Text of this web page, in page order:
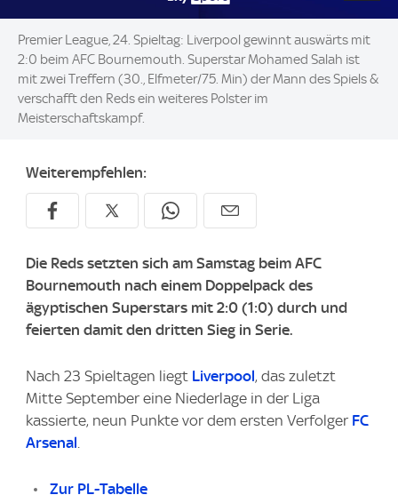
Premier League, 24. Spieltag: Liverpool gewinnt auswärts mit
2:0 beim AFC Bournemouth. Superstar Mohamed Salah ist
mit zwei Treffern (30., Elfmeter/75. Min) der Mann des Spiels &
verschafft den Reds ein weiteres Polster im
Meisterschaftskampf.
Weiterempfehlen:
Die Reds setzten sich am Samstag beim AFC
Bournemouth nach einem Doppelpack des
ägyptischen Superstars mit 2:0 (1:0) durch und
feierten damit den dritten Sieg in Serie.
Nach 23 Spieltagen liegt Liverpool, das zuletzt
Mitte September eine Niederlage in der Liga
kassierte, neun Punkte vor dem ersten Verfolger FC
Arsenal.
Zur PL-Tabelle